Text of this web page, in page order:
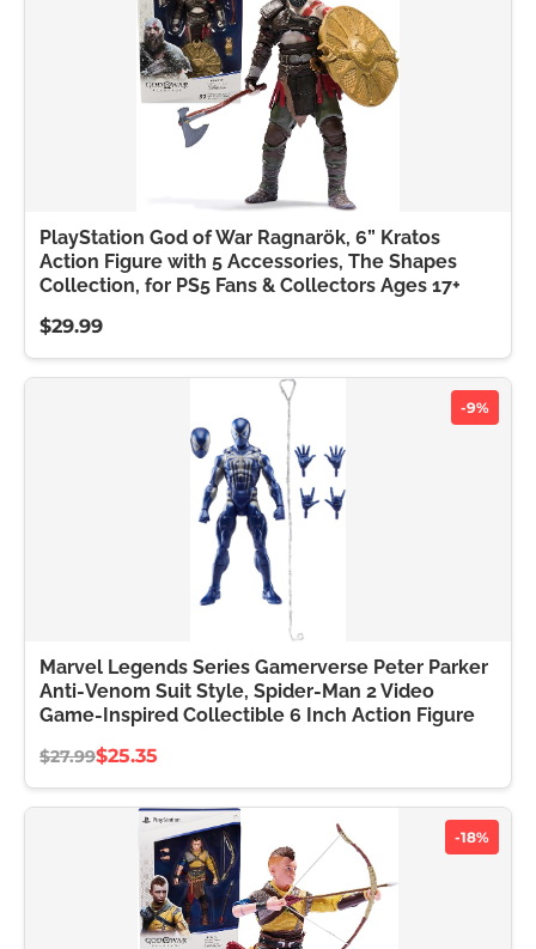
PlayStation God of War Ragnarök, 6” Kratos
Action Figure with 5 Accessories, The Shapes
Collection, for PS5 Fans & Collectors Ages 17+
$29.99
-9%
Marvel Legends Series Gamerverse Peter Parker
Anti-Venom Suit Style, Spider-Man 2 Video
Game-Inspired Collectible 6 Inch Action Figure
$27.99$25.35
-18%